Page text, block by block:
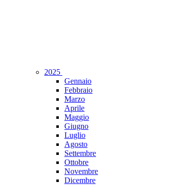
2025
Gennaio
Febbraio
Marzo
Aprile
Maggio
Giugno
Luglio
Agosto
Settembre
Ottobre
Novembre
Dicembre